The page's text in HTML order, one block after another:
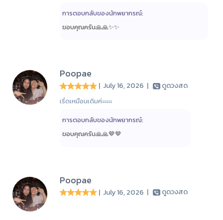
การตอบกลับของนักพยากรณ์:
ขอบคุณครับ🙏🙏✨️✨️
Poopae
| July 16, 2026 | ดูดวงสด
เริ่ดเหมือนเดิมค่ะะะะะ
การตอบกลับของนักพยากรณ์:
ขอบคุณครับ🙏🙏🤎🤎
Poopae
| July 16, 2026 | ดูดวงสด